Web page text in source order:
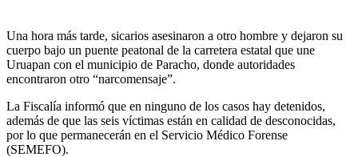
Una hora más tarde, sicarios asesinaron a otro hombre y dejaron su
cuerpo bajo un puente peatonal de la carretera estatal que une
Uruapan con el municipio de Paracho, donde autoridades
encontraron otro “narcomensaje”.
La Fiscalía informó que en ninguno de los casos hay detenidos,
además de que las seis víctimas están en calidad de desconocidas,
por lo que permanecerán en el Servicio Médico Forense
(SEMEFO).